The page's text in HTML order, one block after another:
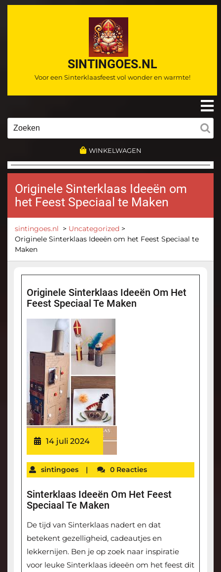
Ga
SINTINGOES.NL
Voor een Sinterklaasfeest vol wonder en warmte!
WINKELWAGEN
Originele Sinterklaas Ideeën om
het Feest Speciaal te Maken
sintingoes.nl > Uncategorized >
Originele Sinterklaas Ideeën om het Feest Speciaal te
Maken
Originele Sinterklaas Ideeën Om Het
Feest Speciaal Te Maken
14 juli 2024
sintingoes | 0 Reacties
Sinterklaas Ideeën Om Het Feest
Speciaal Te Maken
De tijd van Sinterklaas nadert en dat
betekent gezelligheid, cadeautjes en
lekkernijen. Ben je op zoek naar inspiratie
voor leuke Sinterklaas ideeën om het feest dit